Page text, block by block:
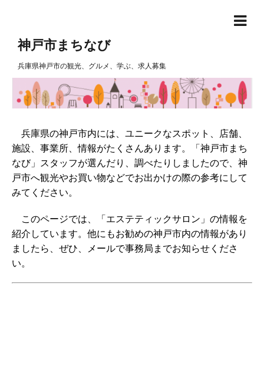
神戸市まちなび
兵庫県神戸市の観光、グルメ、学ぶ、求人募集
兵庫県の神戸市内には、ユニークなスポット、店舗、
施設、事業所、情報がたくさんあります。「神戸市まち
なび」スタッフが選んだり、調べたりしましたので、神
戸市へ観光やお買い物などでお出かけの際の参考にして
みてください。
このページでは、「エステティックサロン」の情報を
紹介しています。他にもお勧めの神戸市内の情報があり
ましたら、ぜひ、メールで事務局までお知らせくださ
い。